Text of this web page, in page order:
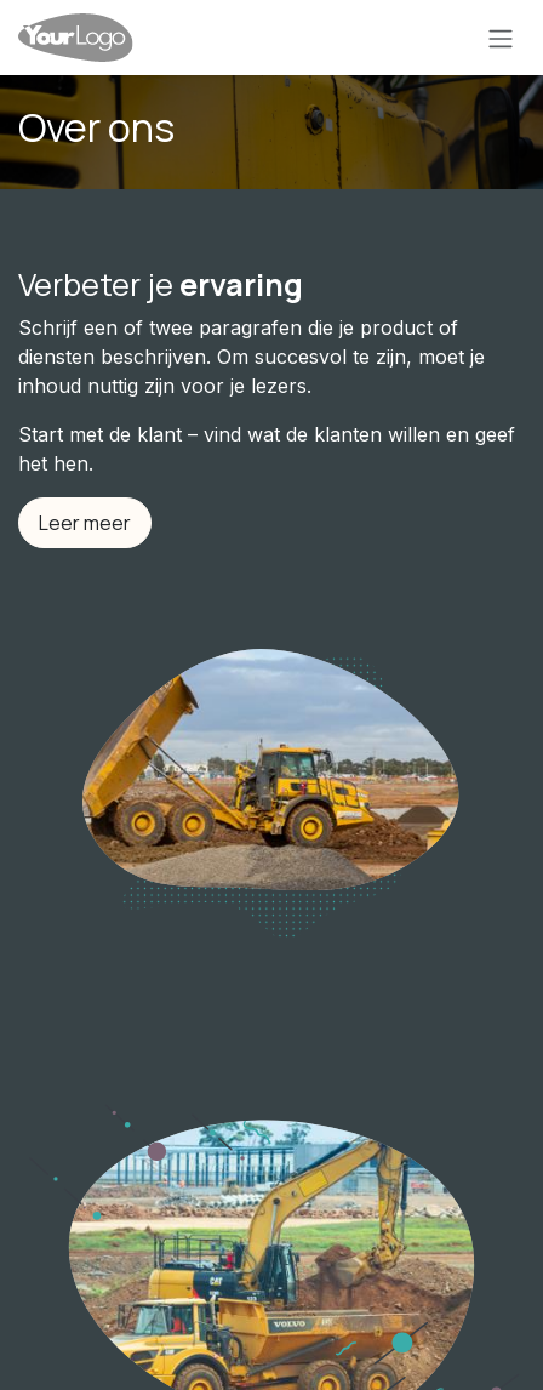
Skip to Content
Over ons
Verbeter je ervaring
Schrijf een of twee paragrafen die je product of
diensten beschrijven. Om succesvol te zijn, moet je
inhoud nuttig zijn voor je lezers.
Start met de klant – vind wat de klanten willen en geef
het hen.
Leer meer